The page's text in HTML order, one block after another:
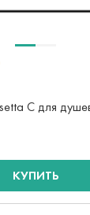
C для
КУПИТЬ